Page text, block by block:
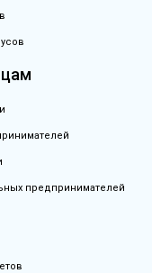
предпринимателей